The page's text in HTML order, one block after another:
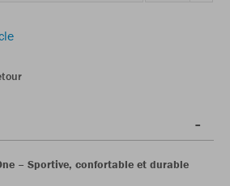
– Sportive, confortable et durable